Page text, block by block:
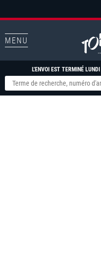
MENU
L'ENVOI EST TERMINÉ LUNDI